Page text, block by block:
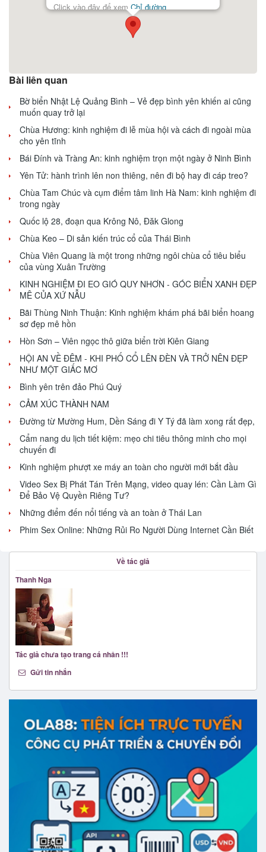
Click vào đây để xem Chỉ đường
Bài liên quan
Bờ biển Nhật Lệ Quảng Bình – Vẻ đẹp bình yên khiến ai cũng
muốn quay trở lại
Chùa Hương: kinh nghiệm đi lễ mùa hội và cách đi ngoài mùa
cho yên tĩnh
Bái Đính và Tràng An: kinh nghiệm trọn một ngày ở Ninh Bình
Yên Tử: hành trình lên non thiêng, nên đi bộ hay đi cáp treo?
Chùa Tam Chúc và cụm điểm tâm linh Hà Nam: kinh nghiệm đi
trong ngày
Quốc lộ 28, đoạn qua Krông Nô, Đăk Glong
Chùa Keo – Di sản kiến trúc cổ của Thái Bình
Chùa Viên Quang là một trong những ngôi chùa cổ tiêu biểu
của vùng Xuân Trường
KINH NGHIỆM ĐI EO GIÓ QUY NHƠN - GÓC BIỂN XANH ĐẸP
MÊ CỦA XỨ NẪU
Bãi Thùng Ninh Thuận: Kinh nghiệm khám phá bãi biển hoang
sơ đẹp mê hồn
Hòn Sơn – Viên ngọc thô giữa biển trời Kiên Giang
HỘI AN VỀ ĐÊM - KHI PHỐ CỔ LÊN ĐÈN VÀ TRỞ NÊN ĐẸP
NHƯ MỘT GIẤC MƠ
Bình yên trên đảo Phú Quý
CẢM XÚC THÀNH NAM
Đường từ Mường Hum, Dền Sáng đi Y Tý đã làm xong rất đẹp,
Cẩm nang du lịch tiết kiệm: mẹo chi tiêu thông minh cho mọi
chuyến đi
Kinh nghiệm phượt xe máy an toàn cho người mới bắt đầu
Video Sex Bị Phát Tán Trên Mạng, video quay lén: Cần Làm Gì
Để Bảo Vệ Quyền Riêng Tư?
Những điểm đến nổi tiếng và an toàn ở Thái Lan
Phim Sex Online: Những Rủi Ro Người Dùng Internet Cần Biết
Về tác giả
Thanh Nga
Tác giả chưa tạo trang cá nhân !!!
Gửi tin nhắn